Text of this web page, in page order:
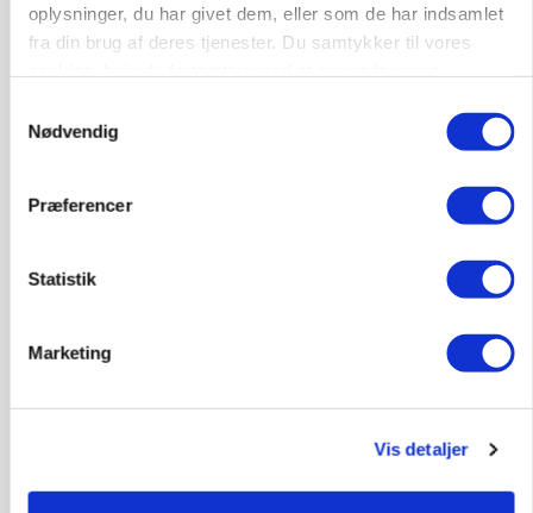
oplysninger, du har givet dem, eller som de har indsamlet
fra din brug af deres tjenester. Du samtykker til vores
Nødvendig
Præferencer
Statistik
Marketing
Vis detaljer
MASKINER
Forserie til selvkørende skårlægger afprøves i år
Markvandring sætter fokus på elefantgræs